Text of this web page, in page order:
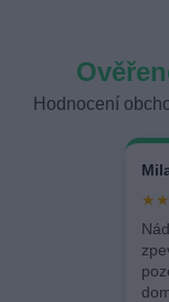
Hodnocení